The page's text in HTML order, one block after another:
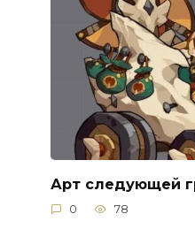
Арт следующей
0 78